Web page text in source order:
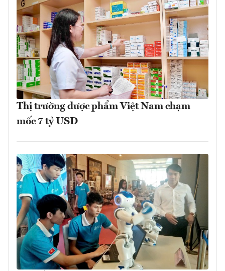
Thị trường dược phẩm Việt Nam chạm
mốc 7 tỷ USD